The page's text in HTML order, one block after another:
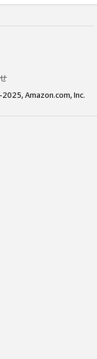
Amazon.com, Inc.